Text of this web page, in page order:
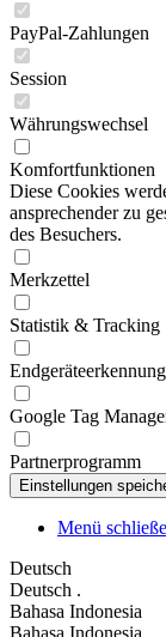
PayPal-Zahlungen
Session
Währungswechsel
Komfortfunktionen
Diese Cookies
ansprechender zu
des Besuchers.
Merkzettel
Statistik & Tracking
Endgeräteerkennung
Google Tag
Partnerprogramm
Menü
Deutsch
Deutsch .
Bahasa Indonesia
Bahasa Indonesia